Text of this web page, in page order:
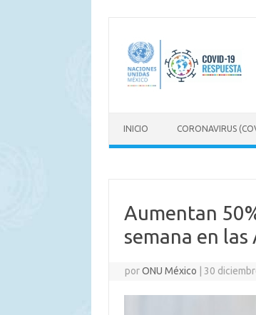
contenido
INICIO CORONAVIRUS
Aumentan
semana en las
porONU México 30